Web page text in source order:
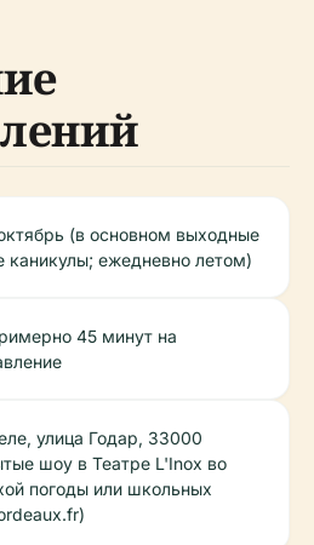
(в основном выходные
каникулы; ежедневно летом)
45 минут на
улица Годар, 33000
шоу в Театре L'Inox во
погоды или школьных